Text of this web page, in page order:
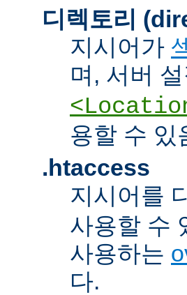
디렉토리
지시어가
며, 서버
용할 수 있
.htaccess
지시어를
사용할 수
사용하는
다.